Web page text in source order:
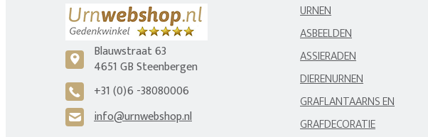
c
Blauwstraat 63
4651 GB Steenbergen
A +31 (0)6 -38080006
H info@urnwebshop.nl
URNEN
ASBEELDEN
ASSIERADEN
DIERENURNEN
GRAFLANTAARNS EN
GRAFDECORATIE